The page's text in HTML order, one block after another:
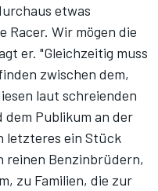
etwas
Racer. Wir mögen die
er. "Gleichzeitig muss
zwischen dem,
laut schreienden
dem Publikum an der
letzteres ein Stück
reinen Benzinbrüdern,
zu Familien, die zur